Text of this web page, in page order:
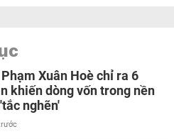
Xuân Hoè chỉ ra 6
khiến dòng vốn trong nền
nghẽn'